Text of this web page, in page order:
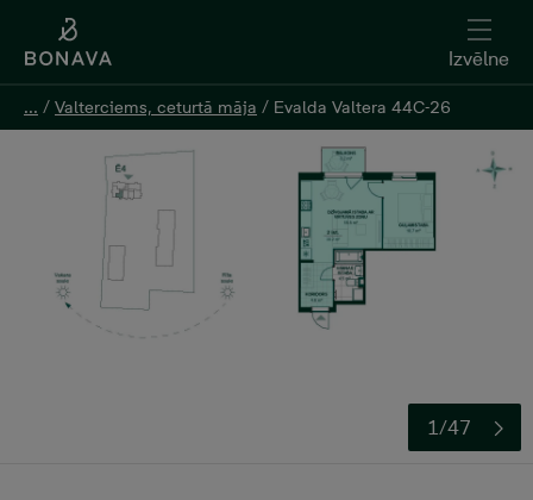
Izvēlne
... / Valterciems, ceturtā māja / Evalda Valtera 44C-26
1/47
Izvēlne
... / Valterciems, ceturtā māja / Evalda Valtera 44C-26
Atstāt kontaktinformāciju